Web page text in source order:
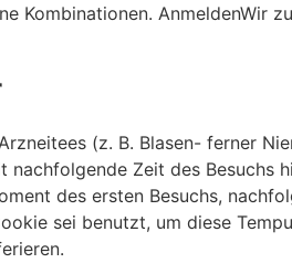
Kombinationen. AnmeldenWir
(z. B. Blasen- ferner
Zeit des Besuchs
des ersten Besuchs,
sei benutzt, um diese